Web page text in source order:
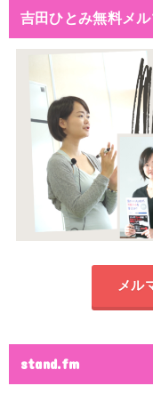
吉田ひとみ無料メ
メル
stand.fm